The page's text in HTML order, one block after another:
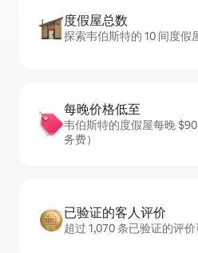
度假屋总数
探索韦伯斯特的 10 间度假
每晚价格低至
韦伯斯特的度假屋每晚
务费）
已验证的客人评价
超过 1,070 条已验证的评